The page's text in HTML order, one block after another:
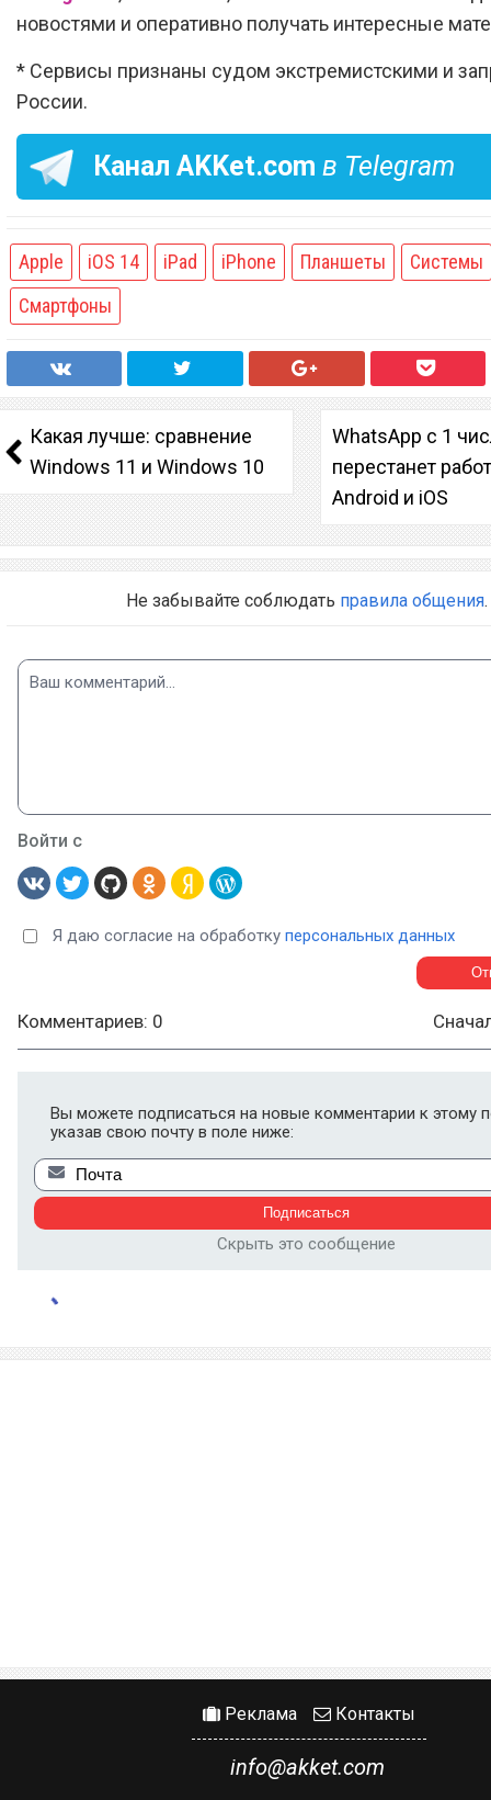
новостями и оперативно получать интересные
* Сервисы признаны судом экстремистскими и
России.
Канал AKKet.com в Telegram
Apple iOS 14 iPad iPhone Планшеты
Системы
Смартфоны
Какая лучше: сравнение
Windows 11 и Windows 10
WhatsApp с 1
перестанет
Android и iOS
Не забывайте соблюдать правила общения.
Войти с
Я даю согласие на обработку персональных данных
Комментариев: 0
Вы можете подписаться на новые комментарии к этому
указав свою почту в поле ниже:
Скрыть это сообщение
Реклама Контакты
info@akket.com